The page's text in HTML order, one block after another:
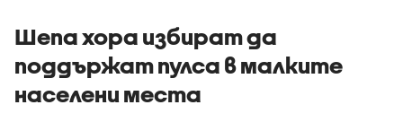
Шепа хора избират да
поддържат пулса в малките
населени места